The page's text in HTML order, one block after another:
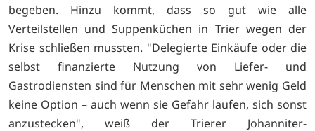
begeben. Hinzu kommt, dass so gut wie alle
Verteilstellen und Suppenküchen in Trier wegen der
Krise schließen mussten. "Delegierte Einkäufe oder die
selbst finanzierte Nutzung von Liefer- und
Gastrodiensten sind für Menschen mit sehr wenig Geld
keine Option – auch wenn sie Gefahr laufen, sich sonst
anzustecken", weiß der Trierer Johanniter-